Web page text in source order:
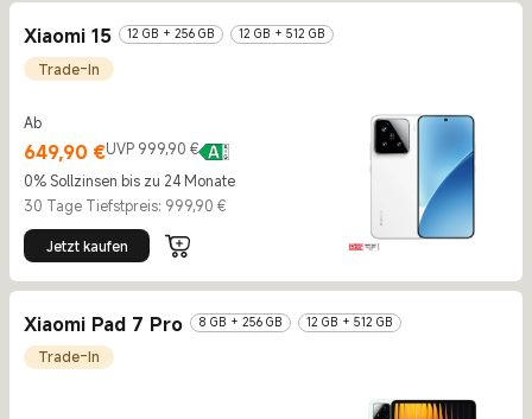
Xiaomi 15 12 GB + 256 GB 12 GB + 512 GB
Trade-In
Ab
649,90 €
Current Price €649.9
UVP 999,90 €
UVP 999,90 €
0% Sollzinsen bis zu 24 Monate
30 Tage Tiefstpreis: 999,90 €
Jetzt kaufen
Xiaomi Pad 7 Pro 8 GB + 256 GB 12 GB + 512 GB
Trade-In